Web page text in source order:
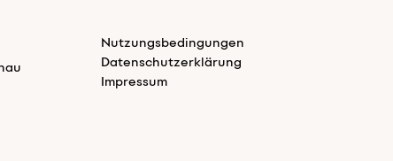
Nutzungsbedingungen
Datenschutzerklärung
Impressum